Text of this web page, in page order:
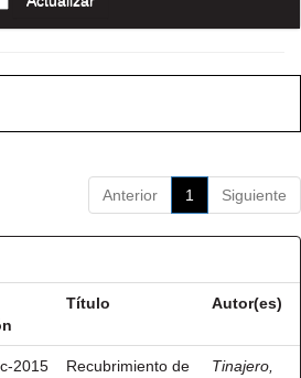
Anterior 1 Siguiente
Título Autor(es)
2015
Recubrimiento de
Tinajero,